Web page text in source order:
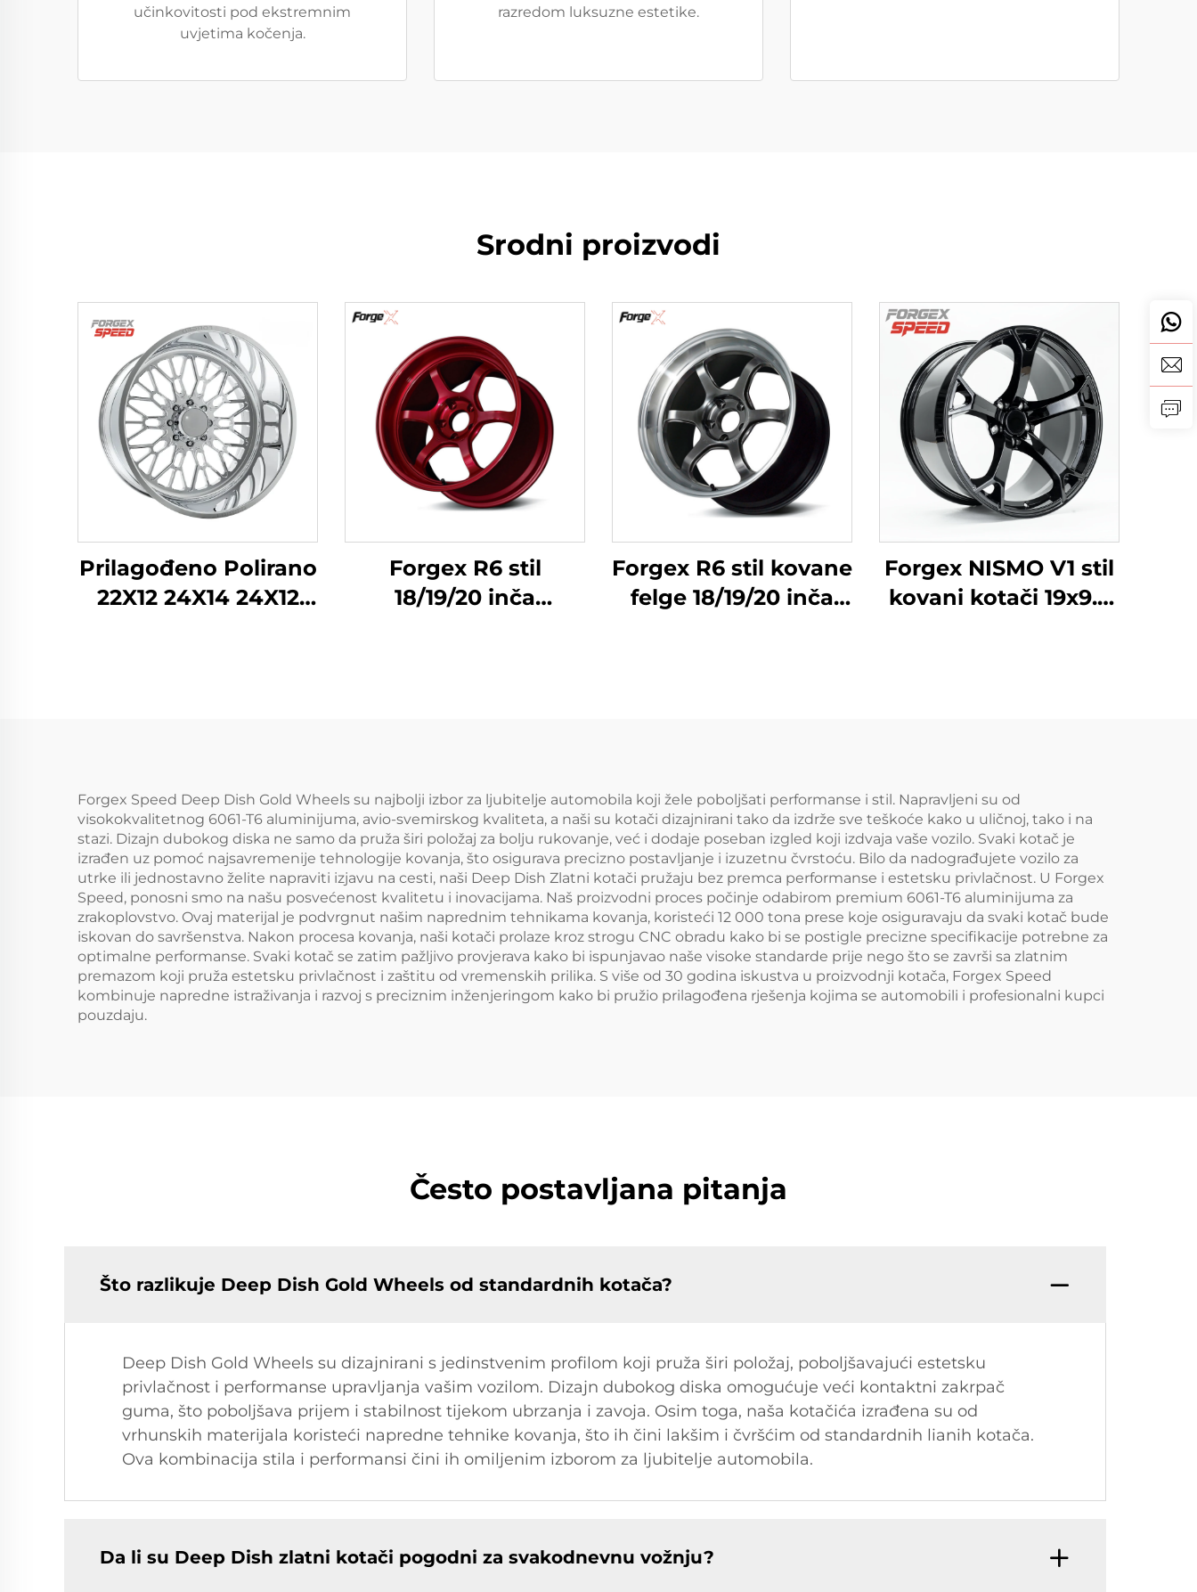
učinkovitosti pod ekstremnim
uvjetima kočenja.
razredom luksuzne estetike.
Srodni proizvodi
Prilagođeno Polirano
22X12 24X14 24X12
Forgex R6 stil
18/19/20 inča
Forgex R6 stil kovane
felge 18/19/20 inča
Forgex NISMO V1 stil
kovani kotači 19x9.5
Forgex Speed Deep Dish Gold Wheels su najbolji izbor za ljubitelje automobila koji žele poboljšati performanse i stil. Napravljeni su od
visokokvalitetnog 6061-T6 aluminijuma, avio-svemirskog kvaliteta, a naši su kotači dizajnirani tako da izdrže sve teškoće kako u uličnoj, tako i na
stazi. Dizajn dubokog diska ne samo da pruža širi položaj za bolju rukovanje, već i dodaje poseban izgled koji izdvaja vaše vozilo. Svaki kotač je
izrađen uz pomoć najsavremenije tehnologije kovanja, što osigurava precizno postavljanje i izuzetnu čvrstoću. Bilo da nadograđujete vozilo za
utrke ili jednostavno želite napraviti izjavu na cesti, naši Deep Dish Zlatni kotači pružaju bez premca performanse i estetsku privlačnost. U Forgex
Speed, ponosni smo na našu posvećenost kvalitetu i inovacijama. Naš proizvodni proces počinje odabirom premium 6061-T6 aluminijuma za
zrakoplovstvo. Ovaj materijal je podvrgnut našim naprednim tehnikama kovanja, koristeći 12 000 tona prese koje osiguravaju da svaki kotač bude
iskovan do savršenstva. Nakon procesa kovanja, naši kotači prolaze kroz strogu CNC obradu kako bi se postigle precizne specifikacije potrebne za
optimalne performanse. Svaki kotač se zatim pažljivo provjerava kako bi ispunjavao naše visoke standarde prije nego što se završi sa zlatnim
premazom koji pruža estetsku privlačnost i zaštitu od vremenskih prilika. S više od 30 godina iskustva u proizvodnji kotača, Forgex Speed
kombinuje napredne istraživanja i razvoj s preciznim inženjeringom kako bi pružio prilagođena rješenja kojima se automobili i profesionalni kupci
pouzdaju.
Često postavljana pitanja
Što razlikuje Deep Dish Gold Wheels od standardnih kotača?
Deep Dish Gold Wheels su dizajnirani s jedinstvenim profilom koji pruža širi položaj, poboljšavajući estetsku
privlačnost i performanse upravljanja vašim vozilom. Dizajn dubokog diska omogućuje veći kontaktni zakrpač
guma, što poboljšava prijem i stabilnost tijekom ubrzanja i zavoja. Osim toga, naša kotačića izrađena su od
vrhunskih materijala koristeći napredne tehnike kovanja, što ih čini lakšim i čvršćim od standardnih lianih kotača.
Ova kombinacija stila i performansi čini ih omiljenim izborom za ljubitelje automobila.
Da li su Deep Dish zlatni kotači pogodni za svakodnevnu vožnju?